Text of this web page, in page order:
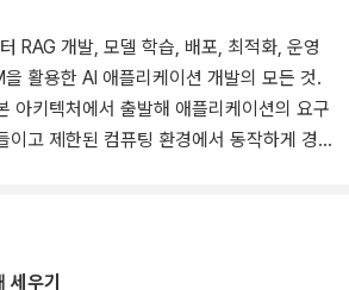
RAG 개발, 모델 학습, 배포, 최적화, 운영
활용한 AI 애플리케이션 개발의 모든 것.
아키텍처에서 출발해 애플리케이션의 요구
이고 제한된 컴퓨팅 환경에서 동작하게 경량
서 부딪히는 어려움을 해소하는 방법과 멀
우기